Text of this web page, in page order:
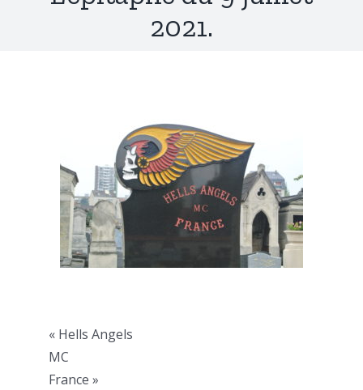
2021.
« Hells Angels
MC
France »